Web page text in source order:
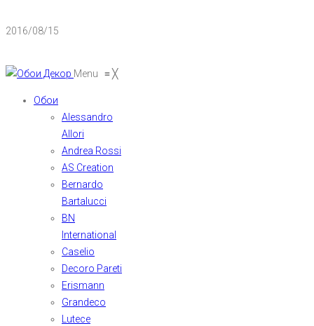
2016/08/15
Menu ≡╳
Обои
Alessandro
Allori
Andrea Rossi
AS Creation
Bernardo
Bartalucci
BN
International
Caselio
Decoro Pareti
Erismann
Grandeco
Lutece